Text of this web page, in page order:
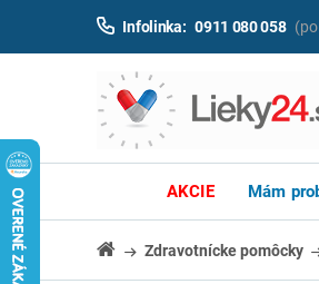
Infolinka: 0911 080 058 (po
AKCIE Mám
Zdravotnícke pomôcky